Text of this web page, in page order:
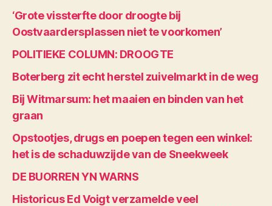
‘Grote vissterfte door droogte bij
Oostvaardersplassen niet te voorkomen’
POLITIEKE COLUMN: DROOGTE
Boterberg zit echt herstel zuivelmarkt in de weg
Bij Witmarsum: het maaien en binden van het
graan
Opstootjes, drugs en poepen tegen een winkel:
het is de schaduwzijde van de Sneekweek
DE BUORREN YN WARNS
Historicus Ed Voigt verzamelde veel